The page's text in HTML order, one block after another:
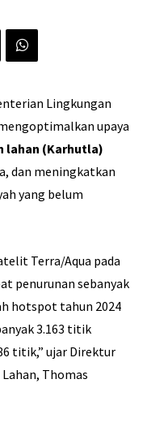
Lingkungan
upaya
lahan (Karhutla)
dan meningkatkan
yang belum
Terra/Aqua pada
penurunan sebanyak
hotspot tahun 2024
3.163 titik
titik,” ujar Direktur
Thomas